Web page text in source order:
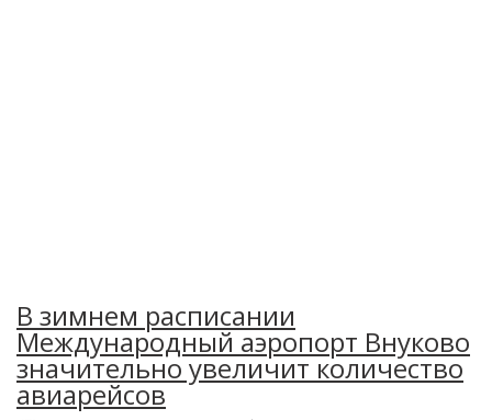
В зимнем расписании
Международный аэропорт Внуково
значительно увеличит количество
авиарейсов